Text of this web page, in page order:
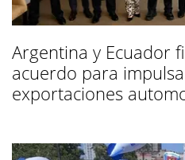
Argentina y Ecuador
acuerdo para
exportaciones